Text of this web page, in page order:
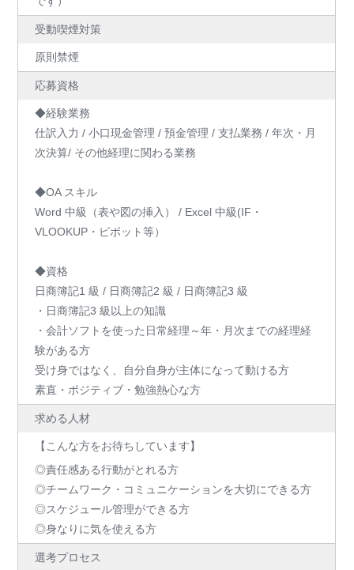
受動喫煙対策
原則禁煙
応募資格
◆経験業務
仕訳入力 / 小口現金管理 / 預金管理 / 支払業務 / 年次・月
次決算/ その他経理に関わる業務
◆OA スキル
Word 中級（表や図の挿入） / Excel 中級(IF・
VLOOKUP・ピボット等）
◆資格
日商簿記1 級 / 日商簿記2 級 / 日商簿記3 級
・日商簿記3 級以上の知識
・会計ソフトを使った日常経理～年・月次までの経理経
験がある方
受け身ではなく、自分自身が主体になって動ける方
素直・ポジティブ・勉強熱心な方
求める人材
【こんな方をお待ちしています】
◎責任感ある行動がとれる方
◎チームワーク・コミュニケーションを大切にできる方
◎スケジュール管理ができる方
◎身なりに気を使える方
選考プロセス